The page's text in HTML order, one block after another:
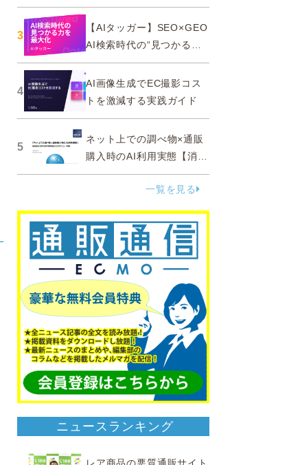
ズを生む法則
3
【AIタッガー】SEO×GEO
AI検索時代の“見つかる
力”を最大化
4
AI画像生成でEC撮影コス
トを激減する実践ガイド
5
ネット上での調べ物×通販
購入時のAI利用実態【消費
者調査 2025】
一覧を見る
ニュースランキング